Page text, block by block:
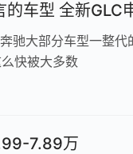
车型 全新GLC
驰大部分车型一整
快被大多数
7.89万